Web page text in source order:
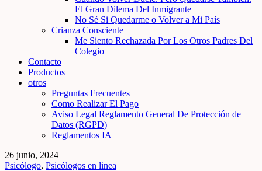
El Gran Dilema Del Inmigrante
No Sé Si Quedarme o Volver a Mi País
Crianza Consciente
Me Siento Rechazada Por Los Otros Padres Del
Colegio
Contacto
Productos
otros
Preguntas Frecuentes
Como Realizar El Pago
Aviso Legal Reglamento General De Protección de
Datos (RGPD)
Reglamentos IA
26 junio, 2024
Psicólogo, Psicólogos en linea